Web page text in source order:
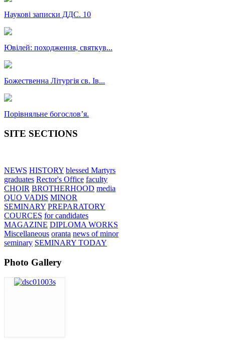
Наукові записки ДДС. 10
Ювілей: походження, святкув...
Божественна Літургія св. Ів...
Порівняльне богословʼя.
SITE SECTIONS
NEWS HISTORY blessed Martyrs
graduates Rector's Office faculty
CHOIR BROTHERHOOD media
QUO VADIS MINOR
SEMINARY PREPARATORY
COURCES for candidates
MAGAZINE DIPLOMA WORKS
Miscellaneous oranta news of minor
seminary SEMINARY TODAY
Photo Gallery